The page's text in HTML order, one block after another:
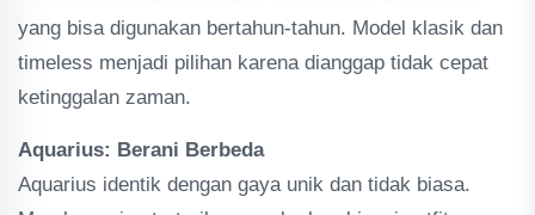
yang bisa digunakan bertahun-tahun. Model klasik dan
timeless menjadi pilihan karena dianggap tidak cepat
ketinggalan zaman.
Aquarius: Berani Berbeda
Aquarius identik dengan gaya unik dan tidak biasa.